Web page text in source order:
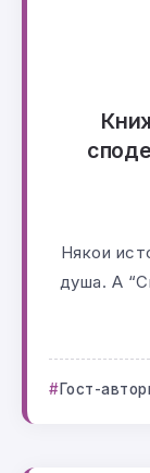
Някои
душа. А
Гост-